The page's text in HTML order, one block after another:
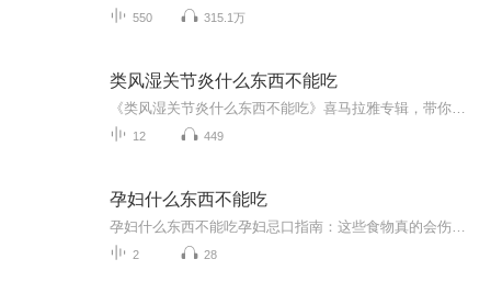
550 315.1万
类风湿关节炎什么东西不能吃
12 449
孕妇什么东西不能吃
2 28